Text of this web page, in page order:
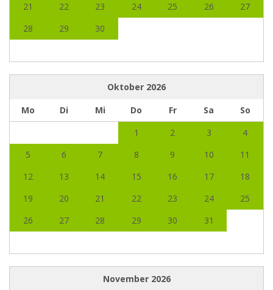
21
22 23 24 25 26
27
28
29 30
Oktober 2026
Mo
Di Mi Do Fr Sa
So
1
2 3
4
5
6 7 8 9 10
11
12
13 14 15 16 17
18
19
20 21 22 23 24
25
26
27 28 29 30 31
November 2026